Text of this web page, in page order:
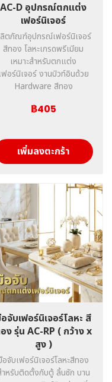
AC-D อุปกรณ์ตกแต่ง
เฟอร์นิเจอร์
ตภัณฑ์อุปกรณ์เฟอร์นิเจอร์
สีทอง โลหะเกรดพรีเมียม
เหมาะสำหรับตกแต่ง
เฟอร์นิเจอร์ งานบิวท์อินด้วย
Hardware สีทอง
฿405
เพิ่มลงตะกร้า
จับเฟอร์นิเจอร์โลหะ สี
ง รุ่น AC-RP ( กว้าง x
สูง )
อจับเฟอร์นิเจอร์โลหะสีทอง
ำหรับติดตั้งกับตู้ ลิ้นชัก บาน